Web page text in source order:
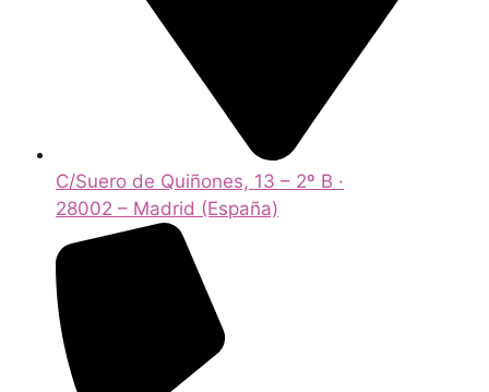
C/Suero de Quiñones, 13 – 2º B ·
28002 – Madrid (España)